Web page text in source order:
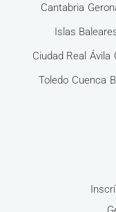
Cantabria
Islas
Ciudad Real Ávila
Toledo Cuenca